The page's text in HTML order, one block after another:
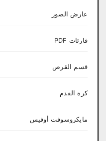
عارض الصور
قارئات PDF
قسم القرص
كرة القدم
مايكروسوفت أوفيس